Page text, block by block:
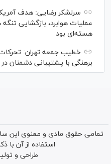
سرلشکر رضایی: هدف
عملیات هوابرد، بازگشایی
هسته‌ای بود
خطیب جمعه تهران: تحرکات
برهنگی با پشتیبانی دشمنان
تمامی حقوق مادی و معنوی این
استفاده از آن با
طراحی و